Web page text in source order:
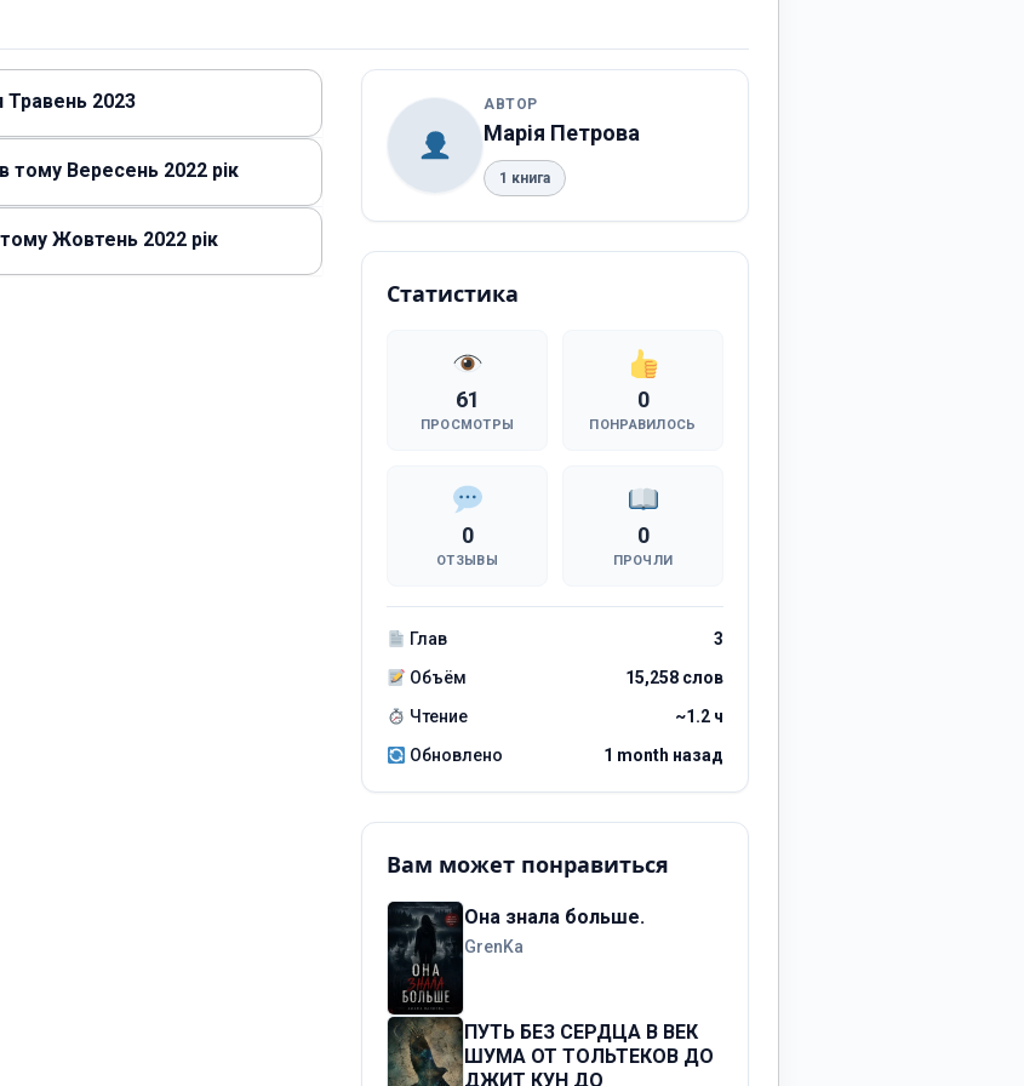
Травень 2023
тому Вересень 2022 рік
тому Жовтень 2022 рік
АВТОР
Марія Петрова
1 книга
Статистика
61
ПРОСМОТРЫ
0
ПОНРАВИЛОСЬ
0
ОТЗЫВЫ
0
ПРОЧЛИ
Глав
3
Объём
15,258 слов
Чтение
~1.2 ч
Обновлено
1 month назад
Вам может понравиться
Она знала больше.
GrenKa
ПУТЬ БЕЗ СЕРДЦА В ВЕК
ШУМА ОТ ТОЛЬТЕКОВ ДО
ДЖИТ КУН ДО